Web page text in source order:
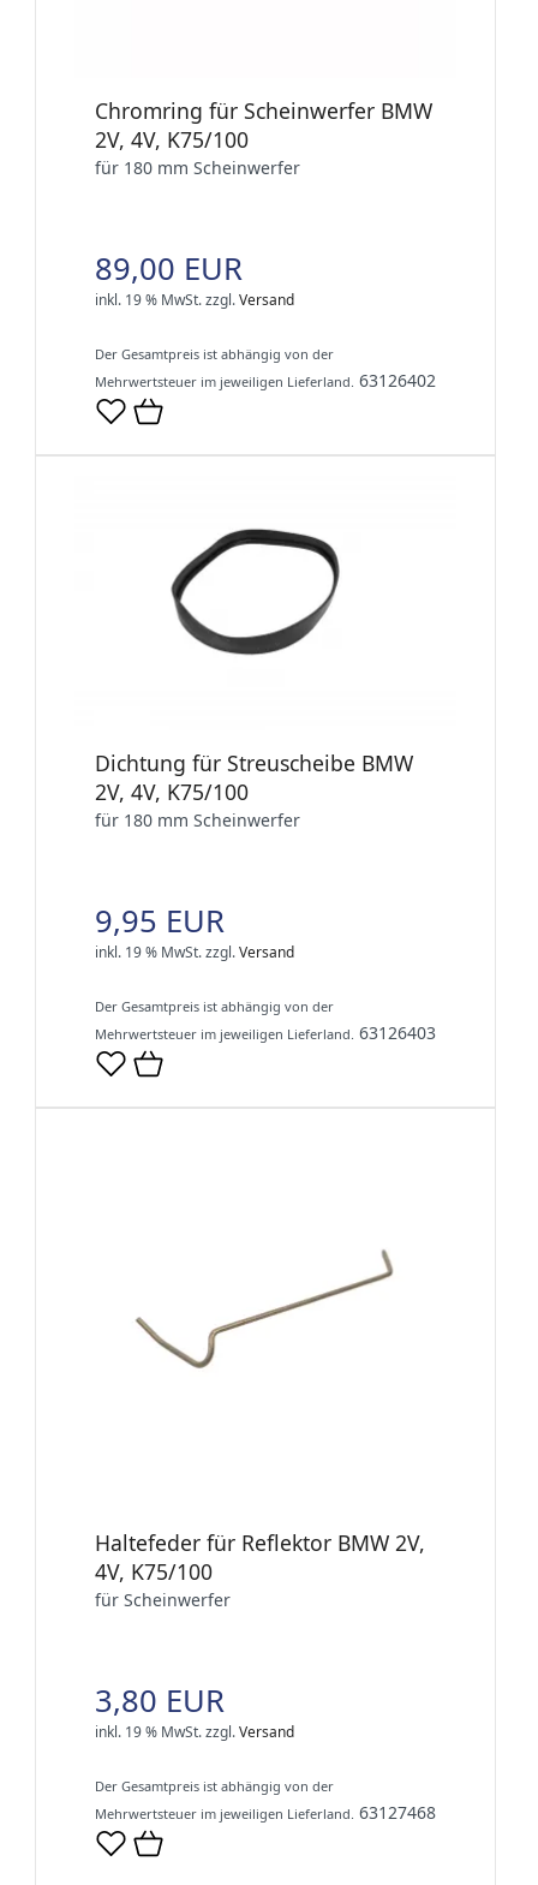
Chromring für Scheinwerfer BMW
2V, 4V, K75/100
für 180 mm Scheinwerfer
89,00 EUR
inkl. 19 % MwSt.zzgl.Versand
Der Gesamtpreis ist abhängig von der
Mehrwertsteuer im jeweiligen Lieferland. 63126402
Dichtung für Streuscheibe BMW
2V, 4V, K75/100
für 180 mm Scheinwerfer
9,95 EUR
inkl. 19 % MwSt.zzgl.Versand
Der Gesamtpreis ist abhängig von der
Mehrwertsteuer im jeweiligen Lieferland. 63126403
Haltefeder für Reflektor BMW 2V,
4V, K75/100
für Scheinwerfer
3,80 EUR
inkl. 19 % MwSt.zzgl.Versand
Der Gesamtpreis ist abhängig von der
Mehrwertsteuer im jeweiligen Lieferland. 63127468